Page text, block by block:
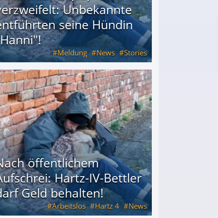
Unbekannte
seine Hündin
Meldung News Stories
seine Hündin "Hanni"!
öffentlichem
Hartz-IV-Bettler
Geld behalten!
Arbeitslos Hartz 4 News